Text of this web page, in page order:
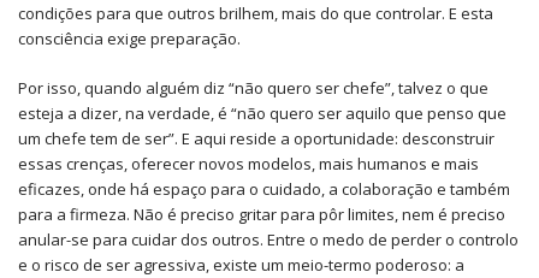
condições para que outros brilhem, mais do que controlar. E esta
consciência exige preparação.
Por isso, quando alguém diz “não quero ser chefe”, talvez o que
esteja a dizer, na verdade, é “não quero ser aquilo que penso que
um chefe tem de ser”. E aqui reside a oportunidade: desconstruir
essas crenças, oferecer novos modelos, mais humanos e mais
eficazes, onde há espaço para o cuidado, a colaboração e também
para a firmeza. Não é preciso gritar para pôr limites, nem é preciso
anular-se para cuidar dos outros. Entre o medo de perder o controlo
e o risco de ser agressiva, existe um meio-termo poderoso: a